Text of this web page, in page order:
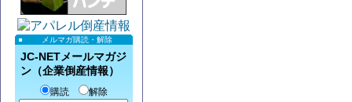
メルマガ購読・解除
JC-NETメールマガジ
ン（企業倒産情報）
購読 解除